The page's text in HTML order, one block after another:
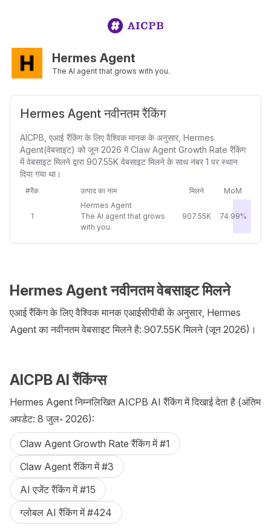
Hermes Agent
The AI agent that grows with you.
Hermes Agent नवीनतम रैंकिंग
AICPB, एआई रैंकिंग के लिए वैश्विक मानक के अनुसार, Hermes
Agent(वेबसाइट) को जून 2026 में Claw Agent Growth Rate रैंकिंग
में वेबसाइट मिलने द्वारा 907.55K वेबसाइट मिलने के साथ नंबर 1 पर स्थान
दिया गया था।
#रैंक उत्पाद का नाम मिलने MoM
1
Hermes Agent
The AI agent that grows
with you.
907.55K 74.99%
Hermes Agent नवीनतम वेबसाइट मिलने
एआई रैंकिंग के लिए वैश्विक मानक एआईसीपीबी के अनुसार, Hermes
Agent का नवीनतम वेबसाइट मिलने है: 907.55K मिलने (जून 2026)।
AICPB AI रैंकिंग्स
Hermes Agent निम्नलिखित AICPB AI रैंकिंग में दिखाई देता है (अंतिम
अपडेट: 8 जुल॰ 2026):
Claw Agent Growth Rate रैंकिंग में #1
Claw Agent रैंकिंग में #3
AI एजेंट रैंकिंग में #15
ग्लोबल AI रैंकिंग में #424